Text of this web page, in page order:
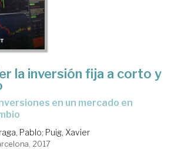
la inversión fija a corto y
Pablo; Puig, Xavier
2017